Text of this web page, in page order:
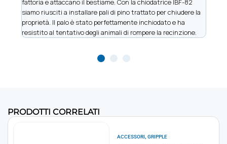
fattoria e attaccano il bestiame. Con la chiodatrice IBF-82
siamo riusciti a installare pali di pino trattato per chiudere la
proprietà. Il palo è stato perfettamente inchiodato e ha
resistito al tentativo degli animali di rompere la recinzione.
PRODOTTI CORRELATI
ACCESSORI,GRIPPLE